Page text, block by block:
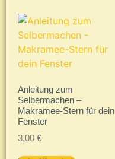
Anleitung zum
Selbermachen –
Makramee-Stern für dein
Fenster
3,00 €